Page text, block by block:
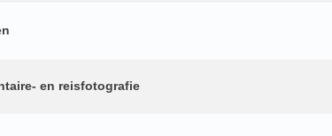
en reisfotografie